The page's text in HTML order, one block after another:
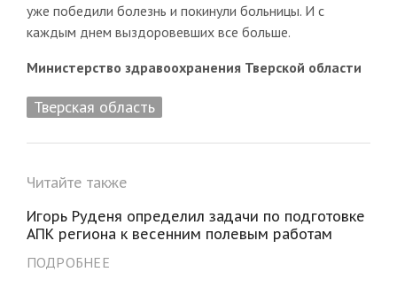
уже победили болезнь и покинули больницы. И с
каждым днем выздоровевших все больше.
Министерство здравоохранения Тверской области
Тверская область
Читайте также
Игорь Руденя определил задачи по подготовке
АПК региона к весенним полевым работам
ПОДРОБНЕЕ